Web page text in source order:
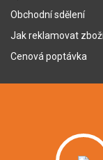
Obchodní sdělení
Jak reklamovat
Cenová poptávka